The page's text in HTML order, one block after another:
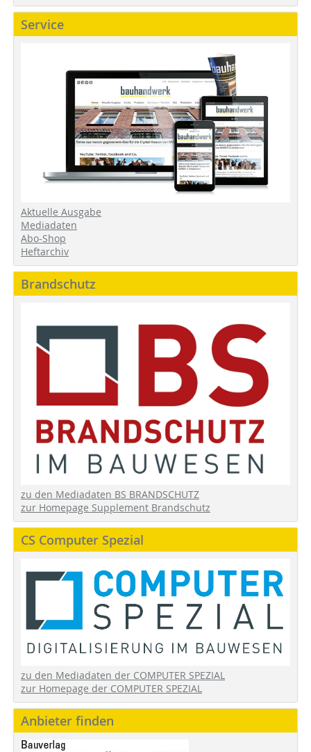
Service
Aktuelle Ausgabe
Mediadaten
Abo-Shop
Heftarchiv
Brandschutz
zu den Mediadaten BS BRANDSCHUTZ
zur Homepage Supplement Brandschutz
CS Computer Spezial
zu den Mediadaten der COMPUTER SPEZIAL
zur Homepage der COMPUTER SPEZIAL
Anbieter finden